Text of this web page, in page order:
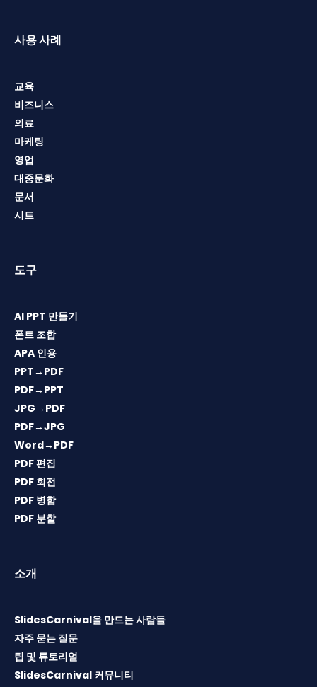
사용 사례
교육
비즈니스
의료
마케팅
영업
대중문화
문서
시트
도구
AI PPT 만들기
폰트 조합
APA 인용
PPT→PDF
PDF→PPT
JPG→PDF
PDF→JPG
Word→PDF
PDF 편집
PDF 회전
PDF 병합
PDF 분할
소개
SlidesCarnival을 만드는 사람들
자주 묻는 질문
팁 및 튜토리얼
SlidesCarnival 커뮤니티